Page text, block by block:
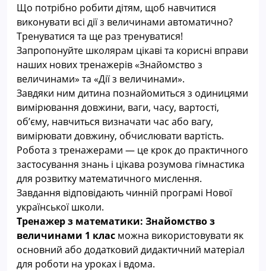
Що потрібно робити дітям, щоб навчитися
виконувати всі дії з величинами автоматично?
Тренуватися та ще раз тренуватися!
Запропонуйте школярам цікаві та корисні вправи
наших нових тренажерів «Знайомство з
величинами» та «Дії з величинами».
Завдяки ним дитина познайомиться з одиницями
вимірювання довжини, ваги, часу, вартості,
об’єму, навчиться визначати час або вагу,
вимірювати довжину, обчислювати вартість.
Робота з тренажерами — це крок до практичного
застосування знань і цікава розумова гімнастика
для розвитку математичного мислення.
Завдання відповідають чинній програмі Нової
української школи.
Тренажер з математики: Знайомство з
величинами 1 клас можна використовувати як
основний або додатковий дидактичний матеріал
для роботи на уроках і вдома.